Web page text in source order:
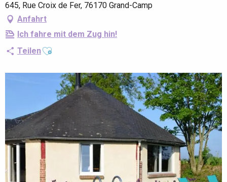
645, Rue Croix de Fer, 76170 Grand-Camp
Anfahrt
Ich fahre mit dem Zug hin!
TeilenAjouter aux favoris